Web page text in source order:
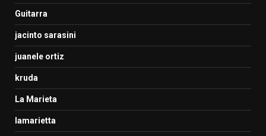
Guitarra
jacinto sarasini
juanele ortiz
kruda
La Marieta
lamarietta